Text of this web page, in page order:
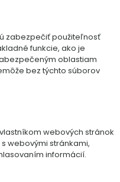
zabezpečiť použiteľnosť
funkcie, ako je
oblastiam
bez týchto súborov
webových stránok
webovými stránkami,
informácií.